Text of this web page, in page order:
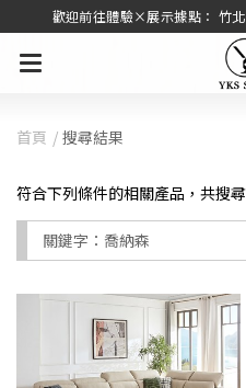
歡迎前往體驗×展示據點：
首頁 搜尋結果
符合下列條件的相關產品，共搜
關鍵字： 喬納森